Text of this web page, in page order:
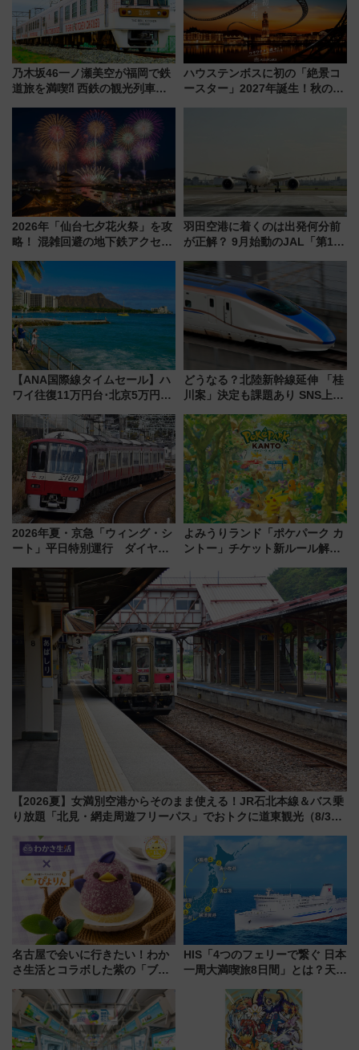
乃木坂46一ノ瀬美空が福岡で鉄
道旅を満喫⁈ 西鉄の観光列車
CHIKUGO」で巡る福岡･太宰
府･柳川の旅！YouTubeが公開
ハウステンボスに初の「絶景コ
ースター」2027年誕生！秋の
2026年「仙台七夕花火祭」を攻
略！ 混雑回避の地下鉄アクセス
火前に楽しむ仙台観光ルートま
で解説！
羽田空港に着くのは出発何分前
が正解？ 9月始動のJAL「第1タ
歩1キロ超え！ 知っておきたい
変更点まとめ
【ANA国際線タイムセール】ハ
ワイ往復11万円台･北京5万円台
来春のGW旅行まで狙える激ア
ツ路線まとめ（8/10まで）
どうなる？北陸新幹線延伸 「桂
川案」決定も課題あり SNS上の
2026年夏・京急「ウィング・シ
ート」平日特別運行 ダイヤ・
三浦海岸を堪能できるお出かけ
プランもご紹介
よみうりランド「ポケパーク カ
ントー」チケット新ルール解
本人確認が11月スタート
【2026夏】女満別空港からそのまま使える！JR石北本線＆バス乗
り放題「北見・網走周遊フリーパス」でおトクに道東観光（8/3発
名古屋で会いに行きたい！わか
さ生活とコラボした紫の「ブル
売
HIS「4つのフェリーで繋ぐ 日本
一周大満喫旅8日間」とは？天橋
の絶景＆限定グルメを網羅！煩
雑な手続きも不要でお手軽に楽
しめるプランが登場